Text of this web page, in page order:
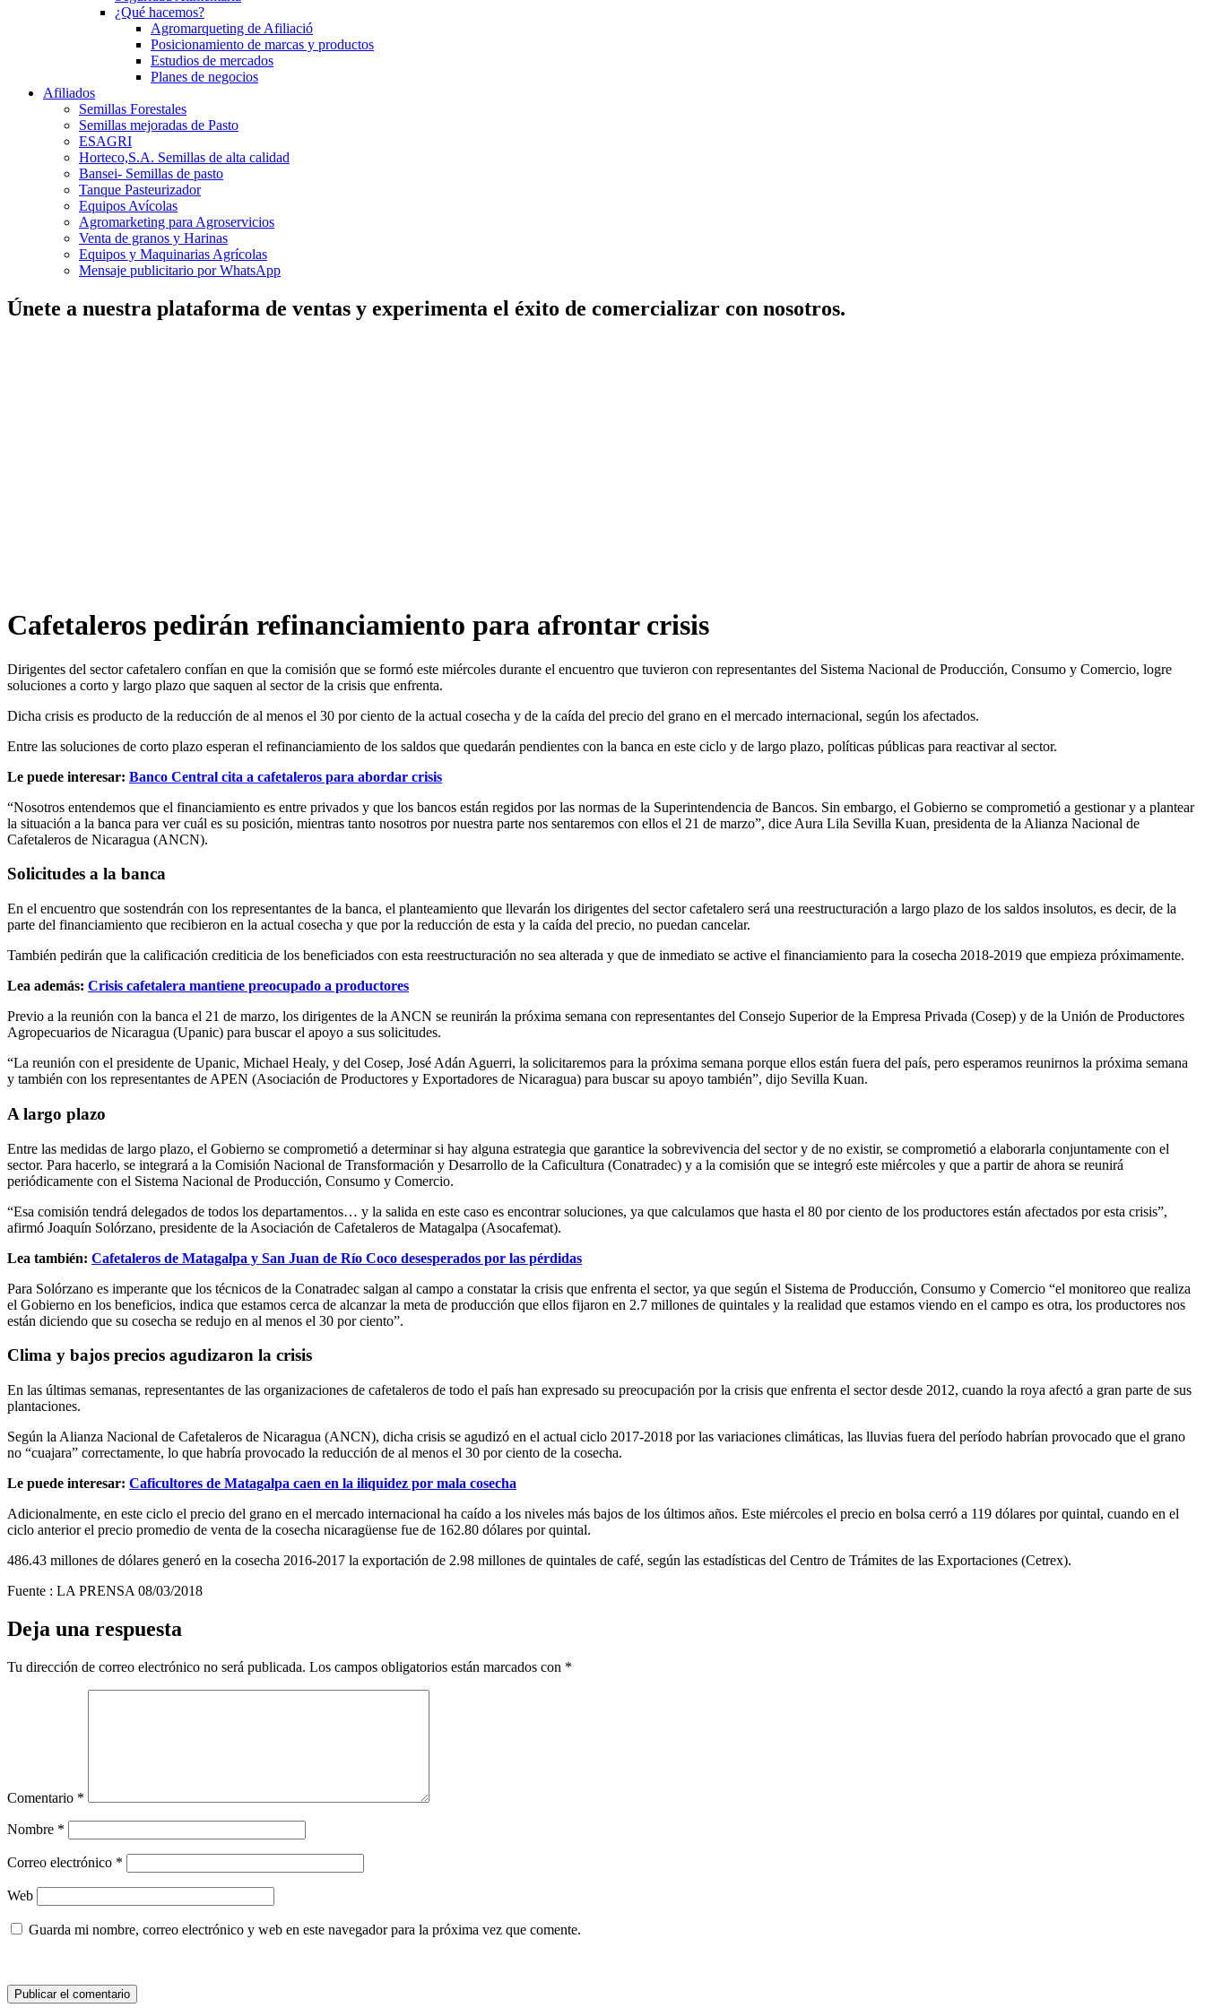
¿Qué hacemos?
Agromarqueting de Afiliació
Posicionamiento de marcas y productos
Estudios de mercados
Planes de negocios
Afiliados
Semillas Forestales
Semillas mejoradas de Pasto
ESAGRI
Horteco,S.A. Semillas de alta calidad
Bansei- Semillas de pasto
Tanque Pasteurizador
Equipos Avícolas
Agromarketing para Agroservicios
Venta de granos y Harinas
Equipos y Maquinarias Agrícolas
Mensaje publicitario por WhatsApp
Únete a nuestra plataforma de ventas y experimenta el éxito de comercializar con nosotros.
Cafetaleros pedirán refinanciamiento para afrontar crisis
Dirigentes del sector cafetalero confían en que la comisión que se formó este miércoles durante el encuentro que tuvieron con representantes del Sistema Nacional de Producción, Consumo y Comercio, logre
soluciones a corto y largo plazo que saquen al sector de la crisis que enfrenta.
Dicha crisis es producto de la reducción de al menos el 30 por ciento de la actual cosecha y de la caída del precio del grano en el mercado internacional, según los afectados.
Entre las soluciones de corto plazo esperan el refinanciamiento de los saldos que quedarán pendientes con la banca en este ciclo y de largo plazo, políticas públicas para reactivar al sector.
Le puede interesar: Banco Central cita a cafetaleros para abordar crisis
“Nosotros entendemos que el financiamiento es entre privados y que los bancos están regidos por las normas de la Superintendencia de Bancos. Sin embargo, el Gobierno se comprometió a gestionar y a plantear
la situación a la banca para ver cuál es su posición, mientras tanto nosotros por nuestra parte nos sentaremos con ellos el 21 de marzo”, dice Aura Lila Sevilla Kuan, presidenta de la Alianza Nacional de
Cafetaleros de Nicaragua (ANCN).
Solicitudes a la banca
En el encuentro que sostendrán con los representantes de la banca, el planteamiento que llevarán los dirigentes del sector cafetalero será una reestructuración a largo plazo de los saldos insolutos, es decir, de la
parte del financiamiento que recibieron en la actual cosecha y que por la reducción de esta y la caída del precio, no puedan cancelar.
También pedirán que la calificación crediticia de los beneficiados con esta reestructuración no sea alterada y que de inmediato se active el financiamiento para la cosecha 2018-2019 que empieza próximamente.
Lea además: Crisis cafetalera mantiene preocupado a productores
Previo a la reunión con la banca el 21 de marzo, los dirigentes de la ANCN se reunirán la próxima semana con representantes del Consejo Superior de la Empresa Privada (Cosep) y de la Unión de Productores
Agropecuarios de Nicaragua (Upanic) para buscar el apoyo a sus solicitudes.
“La reunión con el presidente de Upanic, Michael Healy, y del Cosep, José Adán Aguerri, la solicitaremos para la próxima semana porque ellos están fuera del país, pero esperamos reunirnos la próxima semana
y también con los representantes de APEN (Asociación de Productores y Exportadores de Nicaragua) para buscar su apoyo también”, dijo Sevilla Kuan.
A largo plazo
Entre las medidas de largo plazo, el Gobierno se comprometió a determinar si hay alguna estrategia que garantice la sobrevivencia del sector y de no existir, se comprometió a elaborarla conjuntamente con el
sector. Para hacerlo, se integrará a la Comisión Nacional de Transformación y Desarrollo de la Caficultura (Conatradec) y a la comisión que se integró este miércoles y que a partir de ahora se reunirá
periódicamente con el Sistema Nacional de Producción, Consumo y Comercio.
“Esa comisión tendrá delegados de todos los departamentos… y la salida en este caso es encontrar soluciones, ya que calculamos que hasta el 80 por ciento de los productores están afectados por esta crisis”,
afirmó Joaquín Solórzano, presidente de la Asociación de Cafetaleros de Matagalpa (Asocafemat).
Lea también: Cafetaleros de Matagalpa y San Juan de Río Coco desesperados por las pérdidas
Para Solórzano es imperante que los técnicos de la Conatradec salgan al campo a constatar la crisis que enfrenta el sector, ya que según el Sistema de Producción, Consumo y Comercio “el monitoreo que realiza
el Gobierno en los beneficios, indica que estamos cerca de alcanzar la meta de producción que ellos fijaron en 2.7 millones de quintales y la realidad que estamos viendo en el campo es otra, los productores nos
están diciendo que su cosecha se redujo en al menos el 30 por ciento”.
Clima y bajos precios agudizaron la crisis
En las últimas semanas, representantes de las organizaciones de cafetaleros de todo el país han expresado su preocupación por la crisis que enfrenta el sector desde 2012, cuando la roya afectó a gran parte de sus
plantaciones.
Según la Alianza Nacional de Cafetaleros de Nicaragua (ANCN), dicha crisis se agudizó en el actual ciclo 2017-2018 por las variaciones climáticas, las lluvias fuera del período habrían provocado que el grano
no “cuajara” correctamente, lo que habría provocado la reducción de al menos el 30 por ciento de la cosecha.
Le puede interesar: Caficultores de Matagalpa caen en la iliquidez por mala cosecha
Adicionalmente, en este ciclo el precio del grano en el mercado internacional ha caído a los niveles más bajos de los últimos años. Este miércoles el precio en bolsa cerró a 119 dólares por quintal, cuando en el
ciclo anterior el precio promedio de venta de la cosecha nicaragüense fue de 162.80 dólares por quintal.
486.43 millones de dólares generó en la cosecha 2016-2017 la exportación de 2.98 millones de quintales de café, según las estadísticas del Centro de Trámites de las Exportaciones (Cetrex).
Fuente : LA PRENSA 08/03/2018
Deja una respuesta
Tu dirección de correo electrónico no será publicada. Los campos obligatorios están marcados con *
Comentario *
Nombre *
Correo electrónico *
Web
Guarda mi nombre, correo electrónico y web en este navegador para la próxima vez que comente.